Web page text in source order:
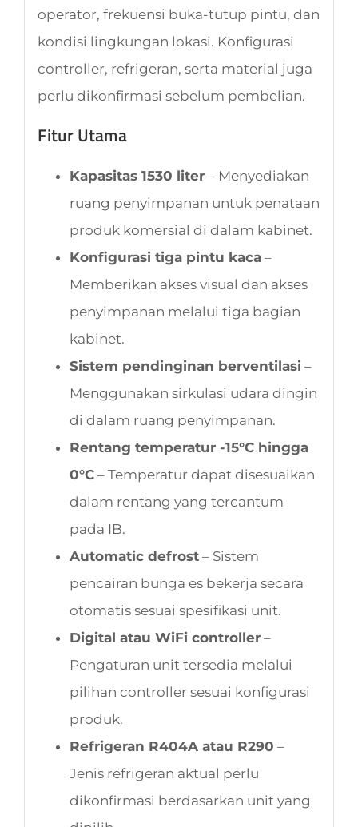
operator, frekuensi buka-tutup pintu, dan
kondisi lingkungan lokasi. Konfigurasi
controller, refrigeran, serta material juga
perlu dikonfirmasi sebelum pembelian.
Fitur Utama
Kapasitas 1530 liter– Menyediakan
ruang penyimpanan untuk penataan
produk komersial di dalam kabinet.
Konfigurasi tiga pintu kaca–
Memberikan akses visual dan akses
penyimpanan melalui tiga bagian
kabinet.
Sistem pendinginan berventilasi –
Menggunakan sirkulasi udara dingin
di dalam ruang penyimpanan.
Rentang temperatur -15°C hingga
0°C– Temperatur dapat disesuaikan
dalam rentang yang tercantum
pada IB.
Automatic defrost– Sistem
pencairan bunga es bekerja secara
otomatis sesuai spesifikasi unit.
Digital atau WiFi controller–
Pengaturan unit tersedia melalui
pilihan controller sesuai konfigurasi
produk.
Refrigeran R404A atau R290 –
Jenis refrigeran aktual perlu
dikonfirmasi berdasarkan unit yang